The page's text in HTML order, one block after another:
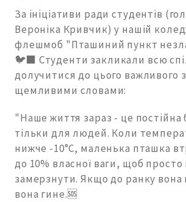
За ініціативи ради студентів
Вероніка Кривчик) у нашій
флешмоб "Пташиний пункт
🐦‍⬛️ Студенти закликали всю
долучитися до цього важливого
щемливими словами:
"Наше життя зараз - це постійна
тільки для людей. Коли
нижче -10°C, маленька пташка
до 10% власної ваги, щоб просто
замерзнути. Якщо до ранку вона
вона гине.🆘